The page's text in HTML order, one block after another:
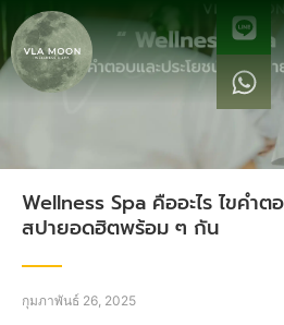
Wellness Spa คืออะไร ไขคำต
สปายอดฮิตพร้อม ๆ กัน
กุมภาพันธ์ 26, 2025